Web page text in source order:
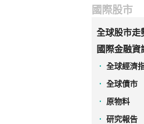
國際股市
全球股市走
國際金融資
全球經濟
全球債市
原物料
研究報告